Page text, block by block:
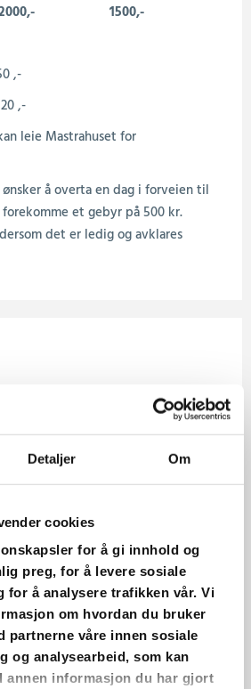
Detaljer Om
cookies
for å gi innhold og
preg, for å levere sosiale
for å analysere trafikken vår. Vi
om hvordan du bruker
partnerne våre innen sosiale
og analysearbeid, som kan
annen informasjon du har gjort
1500,-
,-
,-
leie Mastrahuset for
å overta en dag i forveien til
et gebyr på 500 kr.
det er ledig og avklares
av vårt E-sportrom for
arrangementer:
tillatt i E-sportrommet
kjent med reglene som gjelder.
ut "Regler Mastrahuset" i filen